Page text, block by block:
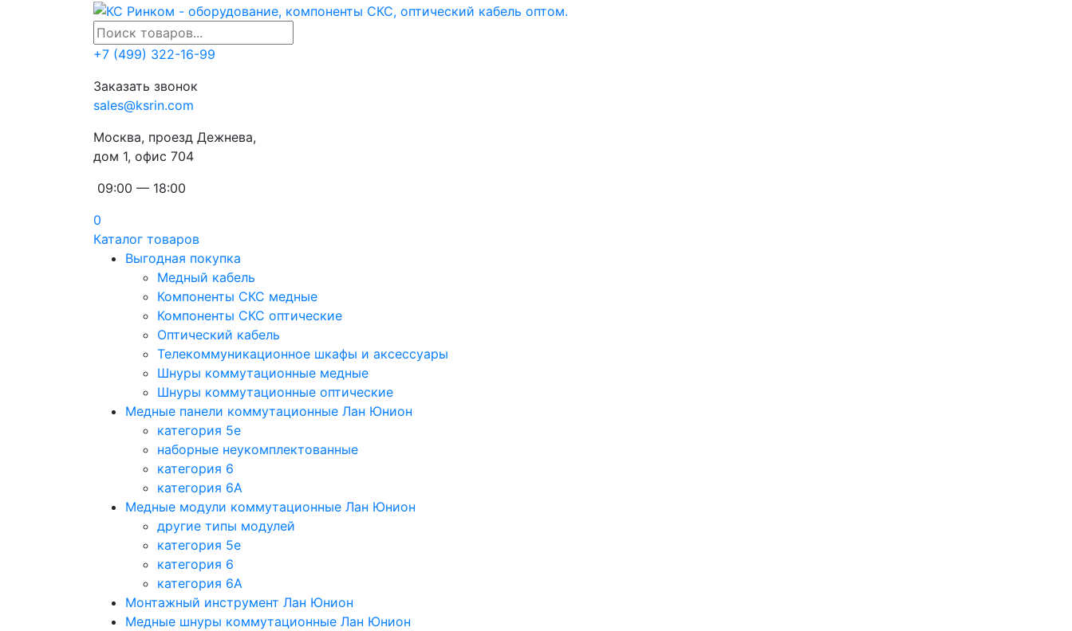
+7 (499) 322-16-99
Заказать звонок
sales@ksrin.com
Москва, проезд Дежнева,
дом 1, офис 704
09:00 — 18:00
0
Каталог товаров
Выгодная покупка
Медный кабель
Компоненты СКС медные
Компоненты СКС оптические
Оптический кабель
Телекоммуникационное шкафы и аксессуары
Шнуры коммутационные медные
Шнуры коммутационные оптические
Медные панели коммутационные Лан Юнион
категория 5e
наборные неукомплектованные
категория 6
категория 6A
Медные модули коммутационные Лан Юнион
другие типы модулей
категория 5е
категория 6
категория 6A
Монтажный инструмент Лан Юнион
Медные шнуры коммутационные Лан Юнион